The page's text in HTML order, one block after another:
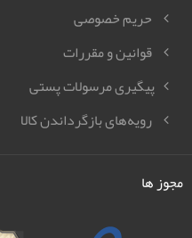
حریم خصوصی
قوانین و مقررات
پیگیری مرسولات پستی
رویه‌های بازگرداندن کالا
مجوز ها